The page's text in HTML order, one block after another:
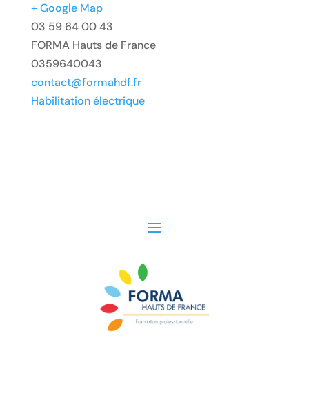
+ Google Map
03 59 64 00 43
FORMA Hauts de France
0359640043
contact@formahdf.fr
Habilitation électrique